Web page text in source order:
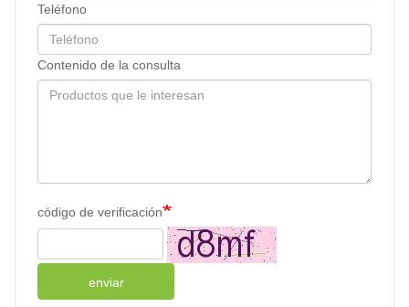
Teléfono
Contenido de la consulta
código de verificación
enviar